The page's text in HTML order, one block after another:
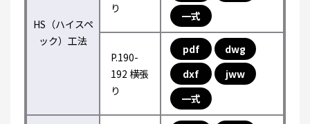
HS（ハイスペ
ック）工法
り
一式
P.190-
192 横張
り
pdf
dwg
dxf
jww
一式